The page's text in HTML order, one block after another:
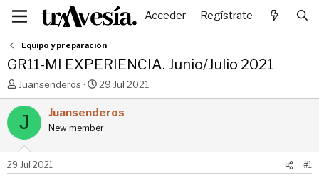
Acceder Regístrate
Equipo y preparación
GR11-MI EXPERIENCIA. Junio/Julio 2021
n
i
a
d
o
Juansenderos
F
e
c
a
i
29 Jul 2021
J Juansenderos
New member
29 Jul 2021 #1